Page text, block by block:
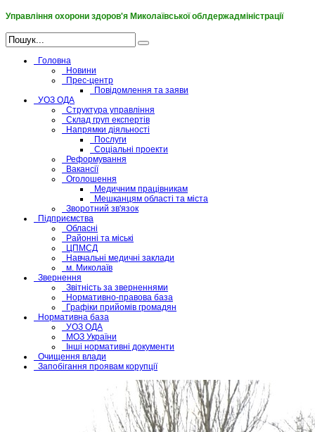
Управління охорони здоров'я Миколаївської облдержадміністрації
Головна
Новини
Прес-центр
Повідомлення та заяви
УОЗ ОДА
Структура управління
Склад груп експертів
Напрямки діяльності
Послуги
Соціальні проекти
Реформування
Вакансії
Оголошення
Медичним працівникам
Мешканцям області та міста
Зворотний зв'язок
Підприємства
Обласні
Районні та міські
ЦПМСД
Навчальні медичні заклади
м. Миколаїв
Звернення
Звітність за зверненнями
Нормативно-правова база
Графіки прийомів громадян
Нормативна база
УОЗ ОДА
МОЗ України
Інші нормативні документи
Очищення влади
Запобігання проявам корупції